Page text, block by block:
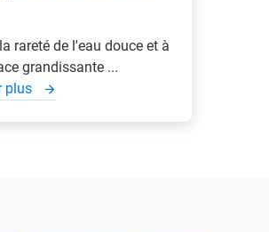
rareté de l'eau douce et à
grandissante ...
plus